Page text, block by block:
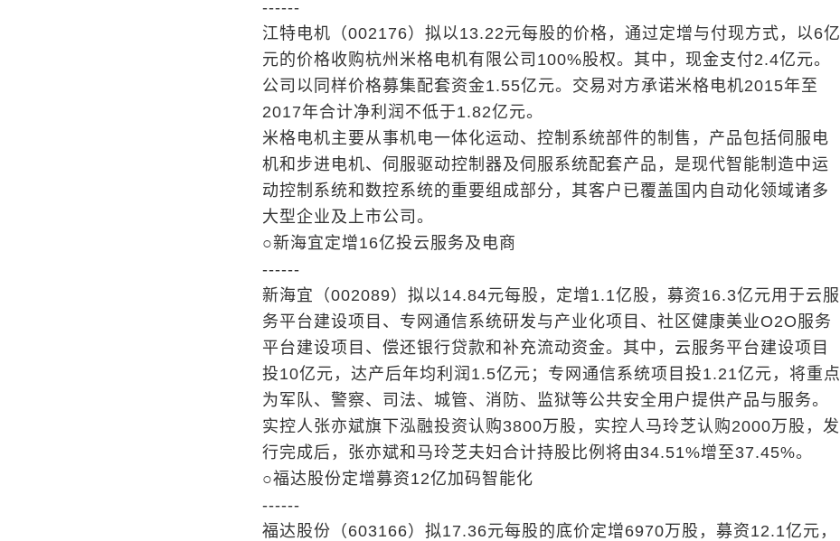
------
江特电机（002176）拟以13.22元每股的价格，通过定增与付现方式，以6亿
元的价格收购杭州米格电机有限公司100%股权。其中，现金支付2.4亿元。
公司以同样价格募集配套资金1.55亿元。交易对方承诺米格电机2015年至
2017年合计净利润不低于1.82亿元。
米格电机主要从事机电一体化运动、控制系统部件的制售，产品包括伺服电
机和步进电机、伺服驱动控制器及伺服系统配套产品，是现代智能制造中运
动控制系统和数控系统的重要组成部分，其客户已覆盖国内自动化领域诸多
大型企业及上市公司。
○新海宜定增16亿投云服务及电商
------
新海宜（002089）拟以14.84元每股，定增1.1亿股，募资16.3亿元用于云服
务平台建设项目、专网通信系统研发与产业化项目、社区健康美业O2O服务
平台建设项目、偿还银行贷款和补充流动资金。其中，云服务平台建设项目
投10亿元，达产后年均利润1.5亿元；专网通信系统项目投1.21亿元，将重点
为军队、警察、司法、城管、消防、监狱等公共安全用户提供产品与服务。
实控人张亦斌旗下泓融投资认购3800万股，实控人马玲芝认购2000万股，发
行完成后，张亦斌和马玲芝夫妇合计持股比例将由34.51%增至37.45%。
○福达股份定增募资12亿加码智能化
------
福达股份（603166）拟17.36元每股的底价定增6970万股，募资12.1亿元，